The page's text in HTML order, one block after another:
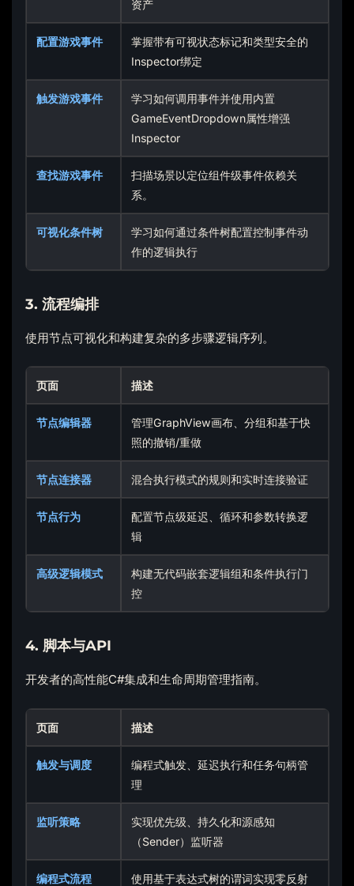
资产
配置游戏事件
掌握带有可视状态标记和类型安全的
Inspector绑定
触发游戏事件
学习如何调用事件并使用内置
GameEventDropdown属性增强
Inspector
查找游戏事件
扫描场景以定位组件级事件依赖关
系。
可视化条件树
学习如何通过条件树配置控制事件动
作的逻辑执行
3. 流程编排
使用节点可视化和构建复杂的多步骤逻辑序列。
页面 描述
节点编辑器
管理GraphView画布、分组和基于快
照的撤销/重做
节点连接器 混合执行模式的规则和实时连接验证
节点行为
配置节点级延迟、循环和参数转换逻
辑
高级逻辑模式
构建无代码嵌套逻辑组和条件执行门
控
4. 脚本与API
开发者的高性能C#集成和生命周期管理指南。
页面 描述
触发与调度
编程式触发、延迟执行和任务句柄管
理
监听策略
实现优先级、持久化和源感知
（Sender）监听器
编程式流程
使用基于表达式树的谓词实现零反射